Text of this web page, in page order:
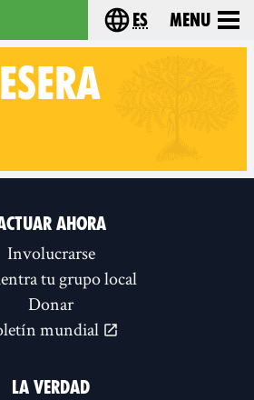
- Home Choose your
es Menu
AHORA
Involucrarse
tu grupo local
Donar
mundial
LA VERDAD